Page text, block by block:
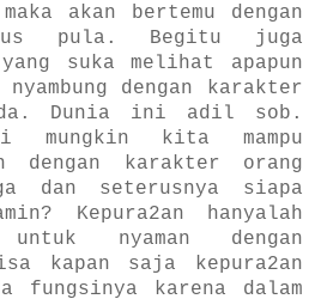
akan bertemu dengan
pula. Begitu juga
suka melihat apapun
dengan karakter
Dunia ini adil sob.
kita mampu
dengan karakter orang
dan seterusnya siapa
Kepura2an hanyalah
nyaman dengan
kapan saja kepura2an
karena dalam